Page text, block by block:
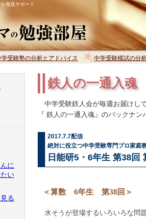
徹底サポート
学受験塾の分析とアドバイス 中学受験模試の分
鉄人の一通入魂
中学受験鉄人会が毎週お届けし
『 鉄人の一通入魂』のバックナン
2017.7.7配信
絶対に役立つ中学受験専門プロ家庭
日能研5・6年生 第38回
＜算数 6年生 第38回＞
水そうが登場するいろいろな問
に
い
る